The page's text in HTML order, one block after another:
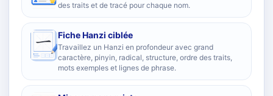
des traits et de tracé pour chaque nom.
Fiche Hanzi ciblée
Travaillez un Hanzi en profondeur avec grand
caractère, pinyin, radical, structure, ordre des traits,
mots exemples et lignes de phrase.